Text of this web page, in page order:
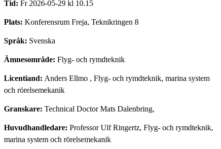
Tid: Fr 2026-05-29 kl 10.15
Plats: Konferensrum Freja, Teknikringen 8
Språk: Svenska
Ämnesområde: Flyg- och rymdteknik
Licentiand: Anders Ellmo , Flyg- och rymdteknik, marina system
och rörelsemekanik
Granskare: Technical Doctor Mats Dalenbring,
Huvudhandledare: Professor Ulf Ringertz, Flyg- och rymdteknik,
marina system och rörelsemekanik